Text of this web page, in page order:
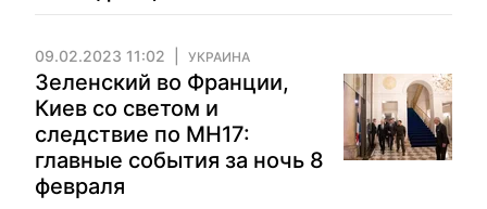
09.02.2023 11:02 УКРАИНА
Зеленский во Франции,
Киев со светом и
следствие по МН17:
главные события за ночь 8
февраля